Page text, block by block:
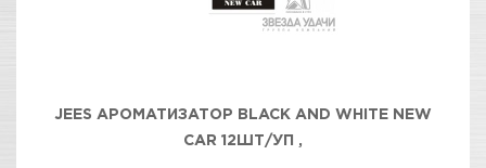
JEES АРОМАТИЗАТОР BLACK AND WHITE NEW
CAR 12ШТ/УП ,